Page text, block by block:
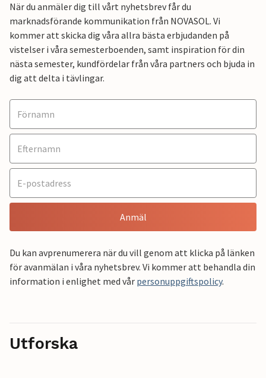
När du anmäler dig till vårt nyhetsbrev får du
marknadsförande kommunikation från NOVASOL. Vi
kommer att skicka dig våra allra bästa erbjudanden på
vistelser i våra semesterboenden, samt inspiration för din
nästa semester, kundfördelar från våra partners och bjuda in
dig att delta i tävlingar.
Anmäl
Du kan avprenumerera när du vill genom att klicka på länken
för avanmälan i våra nyhetsbrev. Vi kommer att behandla din
information i enlighet med vår personuppgiftspolicy.
Utforska